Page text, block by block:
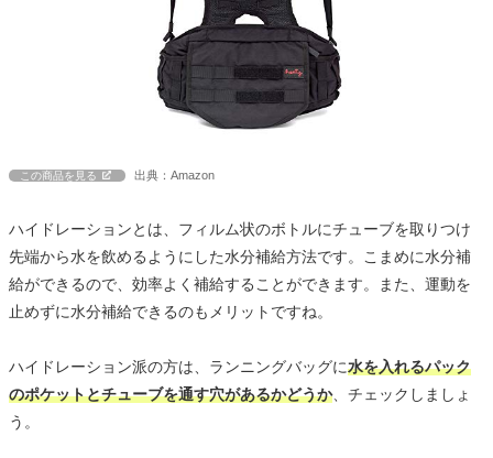
この商品を見る 出典：Amazon
ハイドレーションとは、フィルム状のボトルにチューブを取りつけ
先端から水を飲めるようにした水分補給方法です。こまめに水分補
給ができるので、効率よく補給することができます。また、運動を
止めずに水分補給できるのもメリットですね。
ハイドレーション派の方は、ランニングバッグに水を入れるパック
のポケットとチューブを通す穴があるかどうか、チェックしましょ
う。